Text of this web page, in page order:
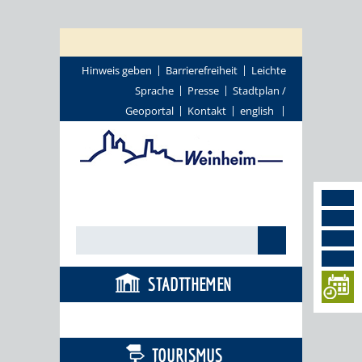
Hinweis geben Barrierefreiheit
Leichte
Sprache
Presse
Stadtplan /
Geoportal
Kontakt english
STADTTHEMEN
TOURISMUS